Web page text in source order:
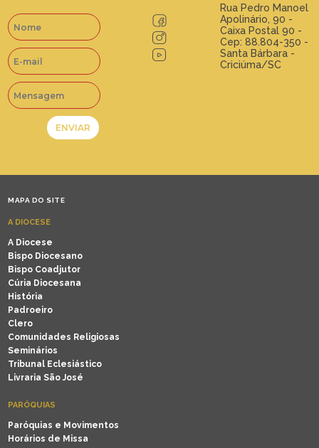
Rua Pedro Manoel
Apolinário, 90 -
Caixa Postal 90 -
Cep: 88.804-350 -
Santa Bárbara -
Criciúma/SC
MAPA DO SITE
A DIOCESE
A Diocese
Bispo Diocesano
Bispo Coadjutor
Cúria Diocesana
História
Padroeiro
Clero
Comunidades Religiosas
Seminários
Tribunal Eclesiástico
Livraria São José
PARÓQUIAS
Paróquias e Movimentos
Horários de Missa